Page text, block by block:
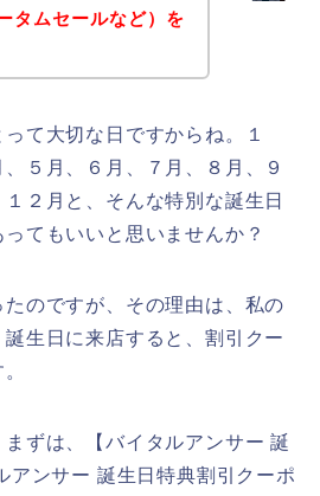
タムセールなど）を
て大切な日ですからね。１
５月、６月、７月、８月、９
２月と、そんな特別な誕生日
てもいいと思いませんか？
のですが、その理由は、私の
生日に来店すると、割引クー
ずは、【バイタルアンサー 誕
アンサー 誕生日特典割引クーポ